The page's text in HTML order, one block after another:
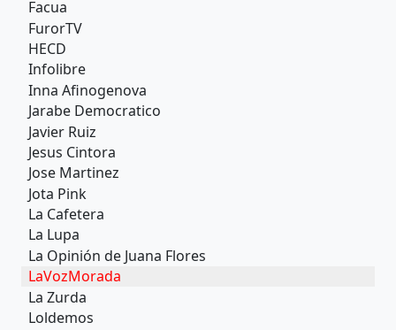
Facua
FurorTV
HECD
Infolibre
Inna Afinogenova
Jarabe Democratico
Javier Ruiz
Jesus Cintora
Jose Martinez
Jota Pink
La Cafetera
La Lupa
La Opinión de Juana Flores
LaVozMorada
La Zurda
Loldemos